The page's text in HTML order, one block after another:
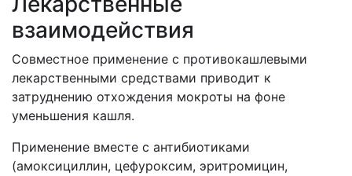
взаимодействия
Совместное применение с противокашлевыми
лекарственными средствами приводит к
затруднению отхождения мокроты на фоне
уменьшения кашля.
Применение вместе с антибиотиками
(амоксициллин, цефуроксим, эритромицин,